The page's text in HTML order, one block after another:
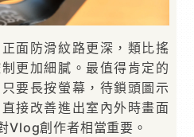
面防滑紋路更深，類比搖
更加細膩。最值得肯定的
要長按螢幕，待鎖頭圖示
接改善進出室內外時畫面
Vlog創作者相當重要。